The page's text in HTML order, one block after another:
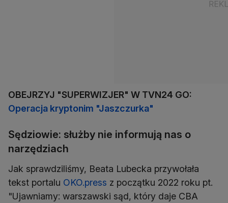
OBEJRZYJ "SUPERWIZJER" W TVN24 GO:
Operacja kryptonim "Jaszczurka"
Sędziowie: służby nie informują nas o
narzędziach
Jak sprawdziliśmy, Beata Lubecka przywołała
tekst portalu OKO.press z początku 2022 roku pt.
"Ujawniamy: warszawski sąd, który daje CBA